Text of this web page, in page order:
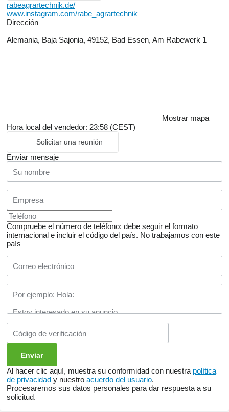
rabeagrartechnik.de/
www.instagram.com/rabe_agrartechnik
Dirección
Alemania, Baja Sajonia, 49152, Bad Essen, Am Rabewerk 1
Mostrar mapa
Hora local del vendedor: 23:58 (CEST)
Solicitar una reunión
Enviar mensaje
Compruebe el número de teléfono: debe seguir el formato
internacional e incluir el código del país. No trabajamos con este
país
Al hacer clic aquí, muestra su conformidad con nuestra política
de privacidad y nuestro acuerdo del usuario.
Procesaremos sus datos personales para dar respuesta a su
solicitud.